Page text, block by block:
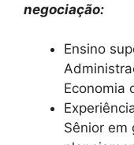
negociação:
Ensino
Economia
Sênior em